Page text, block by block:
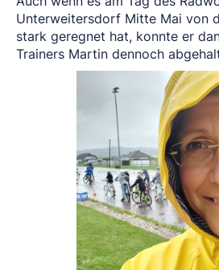
Unterweitersdorf Mitte Mai von
stark geregnet hat, konnte er
Trainers Martin dennoch